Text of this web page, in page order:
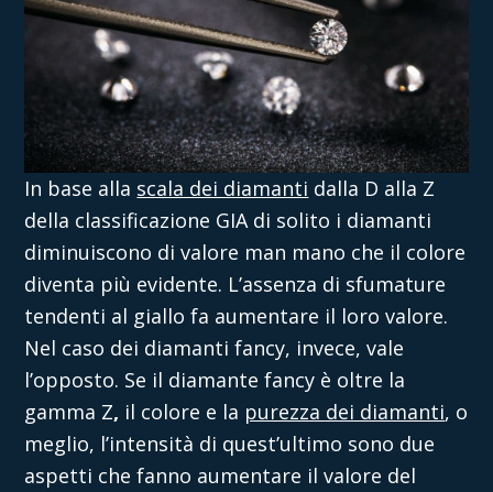
In base alla scala dei diamanti dalla D alla Z
della classificazione GIA di solito i diamanti
diminuiscono di valore man mano che il colore
diventa più evidente. L’assenza di sfumature
tendenti al giallo fa aumentare il loro valore.
Nel caso dei diamanti fancy, invece, vale
l’opposto. Se il diamante fancy è oltre la
gamma Z, il colore e la purezza dei diamanti, o
meglio, l’intensità di quest’ultimo sono due
aspetti che fanno aumentare il valore del